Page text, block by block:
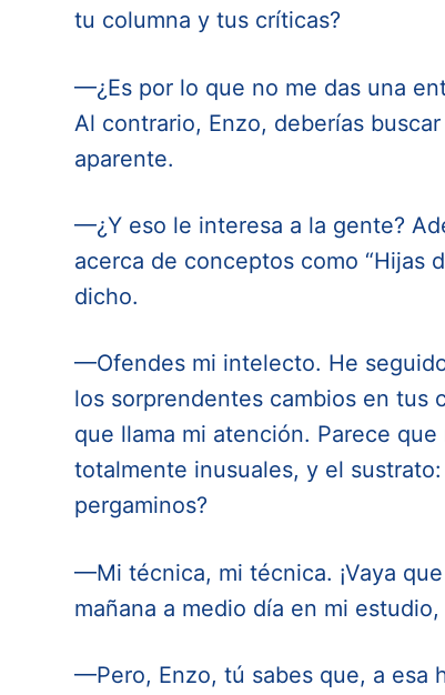
tu columna y tus críticas?
—¿Es por lo que no me das una
Al contrario, Enzo, deberías
aparente.
—¿Y eso le interesa a la gente?
acerca de conceptos como “Hijas
dicho.
—Ofendes mi intelecto. He
los sorprendentes cambios en tus
que llama mi atención. Parece
totalmente inusuales, y el
pergaminos?
—Mi técnica, mi técnica. ¡Vaya
mañana a medio día en mi
—Pero, Enzo, tú sabes que, a esa